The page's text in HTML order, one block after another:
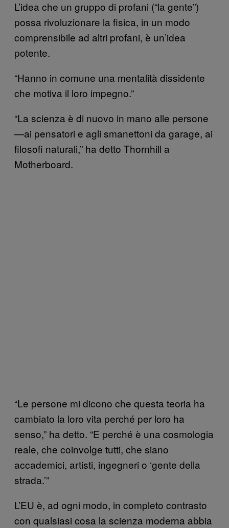
L’idea che un gruppo di profani (“la gente”)
possa rivoluzionare la fisica, in un modo
comprensibile ad altri profani, è un’idea
potente.
“Hanno in comune una mentalità dissidente
che motiva il loro impegno.”
“La scienza è di nuovo in mano alle persone
—ai pensatori e agli smanettoni da garage, ai
filosofi naturali,” ha detto Thornhill a
Motherboard.
“Le persone mi dicono che questa teoria ha
cambiato la loro vita perché per loro ha
senso,” ha detto. “E perché è una cosmologia
reale, che coinvolge tutti, che siano
accademici, artisti, ingegneri o ‘gente della
strada.’”
L’EU è, ad ogni modo, in completo contrasto
con qualsiasi cosa la scienza moderna abbia